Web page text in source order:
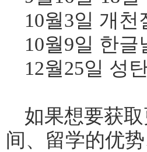
10월3일 개천
10월9일 한글
12월25일 성
如果想要获
间、留学的优